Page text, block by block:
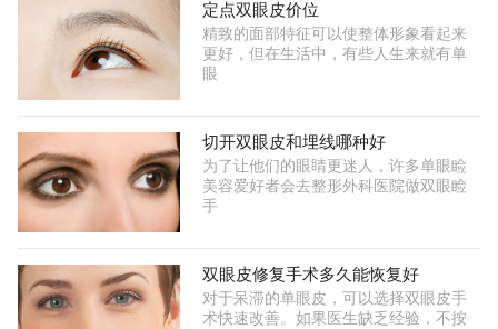
定点双眼皮价位
精致的面部特征可以使整体形象看起来
更好，但在生活中，有些人生来就有单
眼
切开双眼皮和埋线哪种好
为了让他们的眼睛更迷人，许多单眼睑
美容爱好者会去整形外科医院做双眼睑
手
双眼皮修复手术多久能恢复好
对于呆滞的单眼皮，可以选择双眼皮手
术快速改善。如果医生缺乏经验，不按